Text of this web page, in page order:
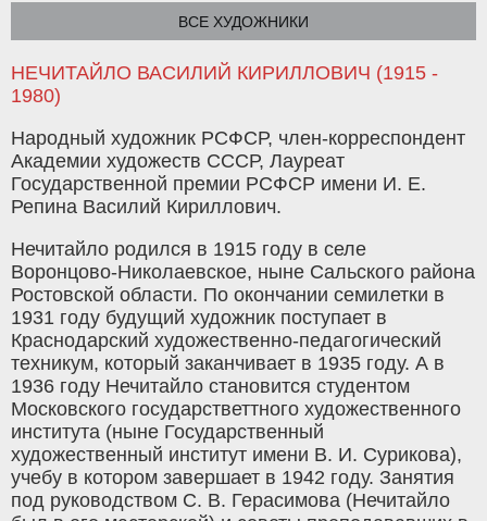
ВСЕ ХУДОЖНИКИ
НЕЧИТАЙЛО ВАСИЛИЙ КИРИЛЛОВИЧ (1915 -
1980)
Народный художник РСФСР, член-корреспондент
Академии художеств СССР, Лауреат
Государственной премии РСФСР имени И. Е.
Репина Василий Кириллович.
Нечитайло родился в 1915 году в селе
Воронцово-Николаевское, ныне Сальского района
Ростовской области. По окончании семилетки в
1931 году будущий художник поступает в
Краснодарский художественно-педагогический
техникум, который заканчивает в 1935 году. А в
1936 году Нечитайло становится студентом
Московского государстветтного художественного
института (ныне Государственный
художественный институт имени В. И. Сурикова),
учебу в котором завершает в 1942 году. Занятия
под руководством С. В. Герасимова (Нечитайло